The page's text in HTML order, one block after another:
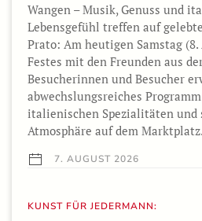
Wangen – Musik, Genuss und
Lebensgefühl treffen auf
Prato: Am heutigen Samstag
Festes mit den Freunden aus
Besucherinnen und Besucher
abwechslungsreiches
italienischen Spezialitäten und
Atmosphäre auf dem Marktplatz.
7. AUGUST 2026
KUNST FÜR JEDERMANN: